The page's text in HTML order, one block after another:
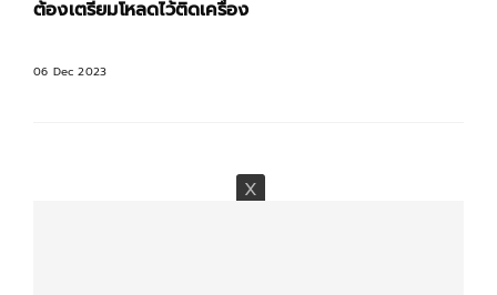
ต้องเตรียมโหลดไว้ติดเครื่อง
06 Dec 2023